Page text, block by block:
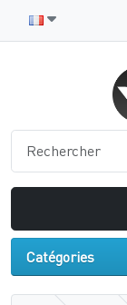
Catégories